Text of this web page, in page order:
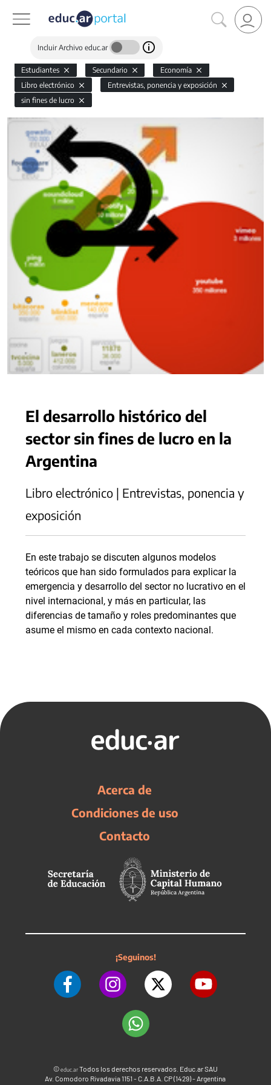
Incluir Archivo educ.ar
Estudiantes Secundario
Economía
Libro electrónico
Entrevistas, ponencia y exposición
sin fines de lucro
El desarrollo histórico del
sector sin fines de lucro en la
Argentina
Libro electrónico | Entrevistas, ponencia y
exposición
En este trabajo se discuten algunos modelos
teóricos que han sido formulados para explicar la
emergencia y desarrollo del sector no lucrativo en el
nivel internacional, y más en particular, las
diferencias de tamaño y roles predominantes que
asume el mismo en cada contexto nacional.
Acerca de
Condiciones de uso
Contacto
¡Seguinos!
©educ.arTodos los derechos reservados. Educ.ar SAU
Av. Comodoro Rivadavia 1151 - C.A.B.A. CP (1429) - Argentina